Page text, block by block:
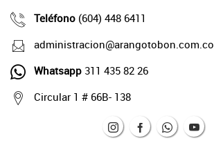
Teléfono (604) 448 6411
administracion@arangotobon.com.co
Whatsapp 311 435 82 26
Circular 1 # 66B- 138